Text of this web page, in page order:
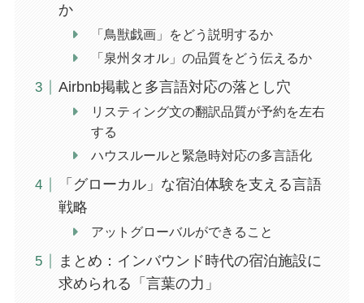
か
「鳥獣戯画」をどう説明するか
「泉州タオル」の品質をどう伝えるか
Airbnb掲載と多言語対応の落とし穴
リスティング文の翻訳品質が予約を左右
する
ハウスルールと緊急時対応の多言語化
「グローカル」な宿泊体験を支える言語
戦略
アットグローバルができること
まとめ：インバウンド時代の宿泊施設に
求められる「言葉の力」